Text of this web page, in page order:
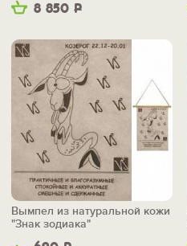
8 850 Р
Вымпел из натуральной кожи
"Знак зодиака"